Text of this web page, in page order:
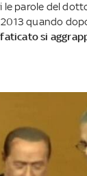
le parole del
quando
si